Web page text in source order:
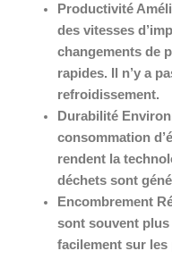
Productivité
des vitesses
changements de
rapides. Il n’y a
refroidissement.
Durabilité
consommation
rendent la
déchets sont
Encombrement
sont souvent plus
facilement sur les